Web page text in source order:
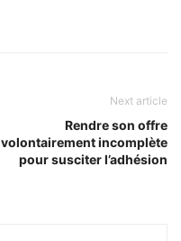
Next article
Rendre son offre
volontairement incomplète
pour susciter l’adhésion